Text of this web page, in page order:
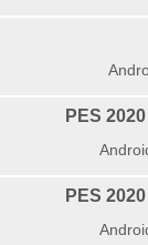
PES
PES